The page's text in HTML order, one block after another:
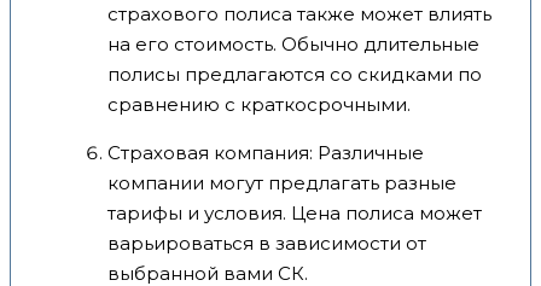
страхового полиса также может влиять
на его стоимость. Обычно длительные
полисы предлагаются со скидками по
сравнению с краткосрочными.
Страховая компания: Различные
компании могут предлагать разные
тарифы и условия. Цена полиса может
варьироваться в зависимости от
выбранной вами СК.